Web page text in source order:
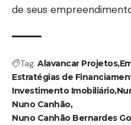
de seus
Tag: Alavancar Projetos
Estratégias de
Investimento Imobiliário
Nuno Canhão
Nuno Canhão Bernardes